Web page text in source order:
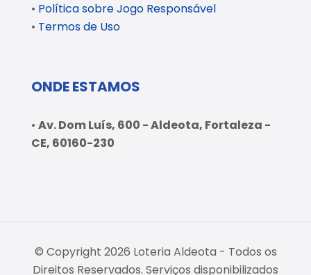
• Política sobre Jogo Responsável
• Termos de Uso
ONDE ESTAMOS
• Av. Dom Luís, 600 - Aldeota, Fortaleza -
CE, 60160-230
© Copyright 2026 Loteria Aldeota - Todos os
Direitos Reservados. Serviços disponibilizados